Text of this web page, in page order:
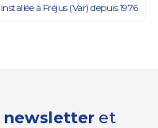
installée à Fréjus (Var) depuis 1976
newsletter et